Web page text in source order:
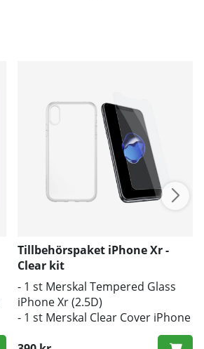
Tillbehörspaket iPhone Xr -
Clear kit
- 1 st Merskal Tempered Glass
iPhone Xr (2.5D)
- 1 st Merskal Clear Cover iPhone